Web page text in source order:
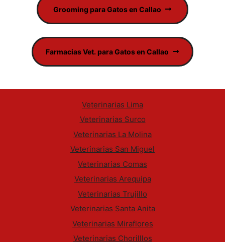
Grooming para Gatos en Callao
Farmacias Vet. para Gatos en Callao
Veterinarias Lima
Veterinarias Surco
Veterinarias La Molina
Veterinarias San Miguel
Veterinarias Comas
Veterinarias Arequipa
Veterinarias Trujillo
Veterinarias Santa Anita
Veterinarias Miraflores
Veterinarias Chorilllos